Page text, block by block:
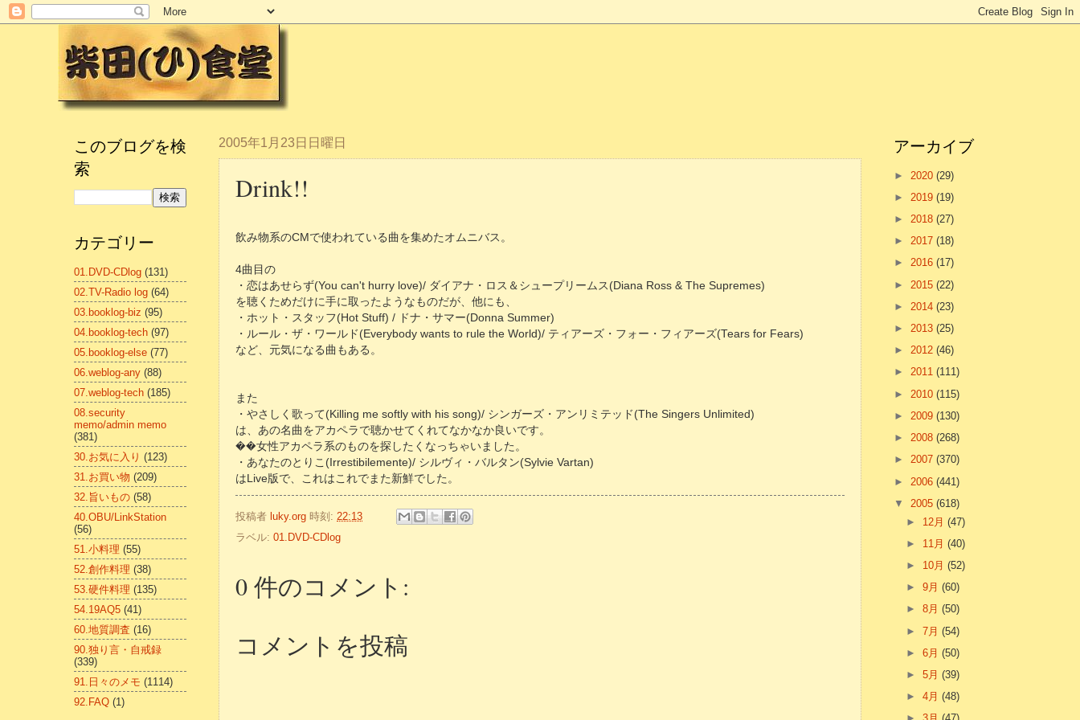
2005年1月23日日曜日
Drink!!
飲み物系のCMで使われている曲を集めたオムニバス。
4曲目の
・恋はあせらず(You can't hurry love)/ ダイアナ・ロス＆シュープリームス(Diana Ross & The Supremes)
を聴くためだけに手に取ったようなものだが、他にも、
・ホット・スタッフ(Hot Stuff) / ドナ・サマー(Donna Summer)
・ルール・ザ・ワールド(Everybody wants to rule the World)/ ティアーズ・フォー・フィアーズ(Tears for Fears)
など、元気になる曲もある。
また
・やさしく歌って(Killing me softly with his song)/ シンガーズ・アンリミテッド(The Singers Unlimited)
は、あの名曲をアカペラで聴かせてくれてなかなか良いです。
��女性アカペラ系のものを探したくなっちゃいました。
・あなたのとりこ(Irrestibilemente)/ シルヴィ・バルタン(Sylvie Vartan)
はLive版で、これはこれでまた新鮮でした。
投稿者 luky.org 時刻: 22:13
ラベル: 01.DVD-CDlog
0 件のコメント:
コメントを投稿
このブログを検
索
カテゴリー
01.DVD-CDlog (131)
02.TV-Radio log (64)
03.booklog-biz (95)
04.booklog-tech (97)
05.booklog-else (77)
06.weblog-any (88)
07.weblog-tech (185)
08.security
memo/admin memo
(381)
30.お気に入り (123)
31.お買い物 (209)
32.旨いもの (58)
40.OBU/LinkStation
(56)
51.小料理 (55)
52.創作料理 (38)
53.硬件料理 (135)
54.19AQ5 (41)
60.地質調査 (16)
90.独り言・自戒録
(339)
91.日々のメモ (1114)
92.FAQ (1)
アーカイブ
► 2020 (29)
► 2019 (19)
► 2018 (27)
► 2017 (18)
► 2016 (17)
► 2015 (22)
► 2014 (23)
► 2013 (25)
► 2012 (46)
► 2011 (111)
► 2010 (115)
► 2009 (130)
► 2008 (268)
► 2007 (370)
► 2006 (441)
▼ 2005 (618)
► 12月(47)
► 11月(40)
► 10月(52)
►9月(60)
►8月(50)
►7月(54)
►6月(50)
►5月(39)
►4月(48)